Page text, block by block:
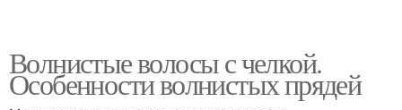
Волнистые волосы с челкой.
Особенности волнистых прядей